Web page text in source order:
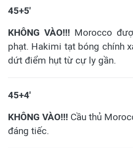
45+5'
KHÔNG VÀO!!! Morocco
phạt. Hakimi tạt bóng chính
dứt điểm hụt từ cự ly gần.
45+4'
KHÔNG VÀO!!! Cầu thủ
đáng tiếc.